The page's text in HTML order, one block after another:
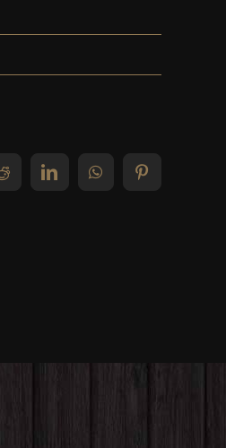
RedditLinkedInWhatsAppPinterest